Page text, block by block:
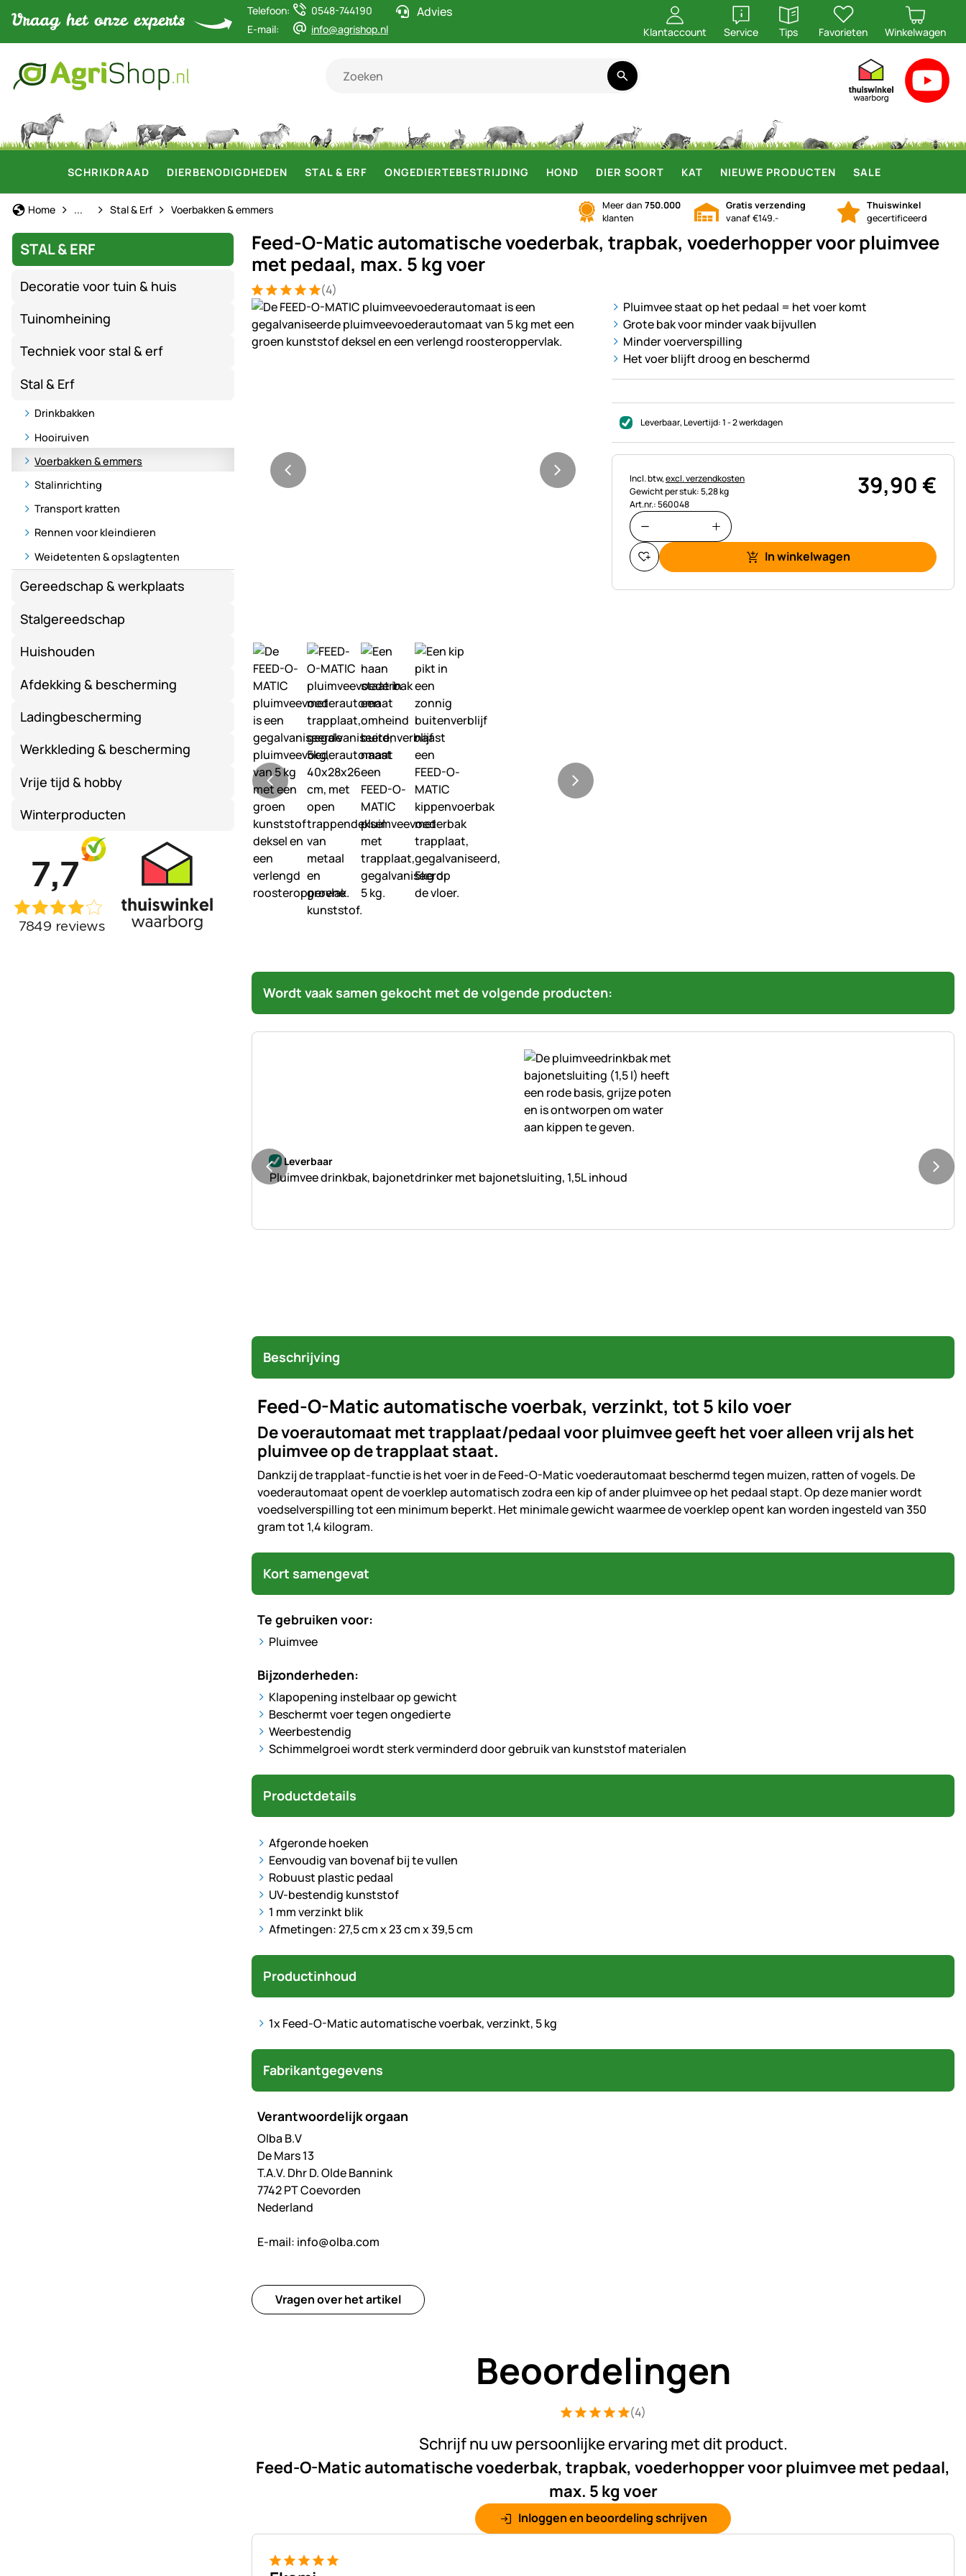
Telefoon:
0548-744190
E-mail:
info@agrishop.nl
Advies
Klantaccount Service
openen
Tips
openen
Favorieten Winkelwagen
SCHRIKDRAAD DIERBENODIGDHEDEN STAL & ERF ONGEDIERTEBESTRIJDING HOND DIER SOORT KAT NIEUWE PRODUCTEN SALE
Home Stal & Erf
... Stal & Erf Voerbakken & emmers Meer dan750.000
klanten
Gratis verzending
vanaf €149.-
Thuiswinkel
gecertificeerd
STAL & ERF
Decoratie voor tuin & huis
Tuinomheining
Techniek voor stal & erf
Stal & Erf
Drinkbakken
Hooiruiven
Voerbakken & emmers
Stalinrichting
Transport kratten
Rennen voor kleindieren
Weidetenten & opslagtenten
Gereedschap & werkplaats
Stalgereedschap
Huishouden
Afdekking & bescherming
Ladingbescherming
Werkkleding & bescherming
Vrije tijd & hobby
Winterproducten
Feed-O-Matic automatische voederbak, trapbak, voederhopper voor pluimvee
met pedaal, max. 5 kg voer
Beoordeling: 5 van 5 (4 beoordelingen)
4 Bewertungen
(4)
Productgalerij
Pluimvee staat op het pedaal = het voer komt
Grote bak voor minder vaak bijvullen
Minder voerverspilling
Het voer blijft droog en beschermd
Leverbaar, Levertijd:1 - 2 werkdagen
Belastinginformatie:
Incl. btw,excl. verzendkosten
Gewicht per stuk: 5,28 kg
Art.nr.: 560048
39,90€
In winkelwagen
Wordt vaak samen gekocht met de volgende producten:
Nog geen beoordelingen geplaatst
Leverbaar
Pluimvee drinkbak, bajonetdrinker met bajonetsluiting, 1,5L inhoud
Beschrijving
Feed-O-Matic automatische voerbak, verzinkt, tot 5 kilo voer
De voerautomaat met trapplaat/pedaal voor pluimvee geeft het voer alleen vrij als het
pluimvee op de trapplaat staat.
Dankzij de trapplaat-functie is het voer in de Feed-O-Matic voederautomaat beschermd tegen muizen, ratten of vogels. De
voederautomaat opent de voerklep automatisch zodra een kip of ander pluimvee op het pedaal stapt. Op deze manier wordt
voedselverspilling tot een minimum beperkt. Het minimale gewicht waarmee de voerklep opent kan worden ingesteld van 350
gram tot 1,4 kilogram.
Kort samengevat
Te gebruiken voor:
Pluimvee
Bijzonderheden:
Klapopening instelbaar op gewicht
Beschermt voer tegen ongedierte
Weerbestendig
Schimmelgroei wordt sterk verminderd door gebruik van kunststof materialen
Productdetails
Afgeronde hoeken
Eenvoudig van bovenaf bij te vullen
Robuust plastic pedaal
UV-bestendig kunststof
1 mm verzinkt blik
Afmetingen: 27,5 cm x 23 cm x 39,5 cm
Productinhoud
1x Feed-O-Matic automatische voerbak, verzinkt, 5 kg
Fabrikantgegevens
Verantwoordelijk orgaan
Olba B.V
De Mars 13
T.A.V. Dhr D. Olde Bannink
7742 PT Coevorden
Nederland
E-mail: info@olba.com
Vragen over het artikel
Beoordelingen
Beoordeling: 5 van 5 (4 beoordelingen)
4 Bewertungen
(4)
Schrijf nu uw persoonlijke ervaring met dit product.
Feed-O-Matic automatische voederbak, trapbak, voederhopper voor pluimvee met pedaal,
max. 5 kg voer
Inloggen en beoordeling schrijven
5 van 5